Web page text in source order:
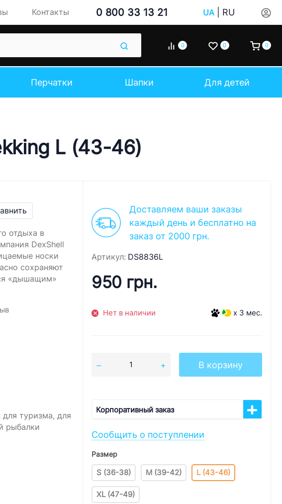
Контакты 0 800 33 13 21 UA| RU
0 0 0
Перчатки Шапки Для детей
L (43-46)
отдыха в
DexShell
носки
сохраняют
«дышащим»
туризма, для
рыбалки
Доставляем ваши заказы
каждый день и бесплатно на
заказ от 2000 грн.
Артикул: DS8836L
950 грн.
Нет в наличии x 3 мес.
В корзину
Корпоративный заказ
Сообщить о поступлении
Размер
S (36-38) M (39-42) L (43-46)
XL (47-49)